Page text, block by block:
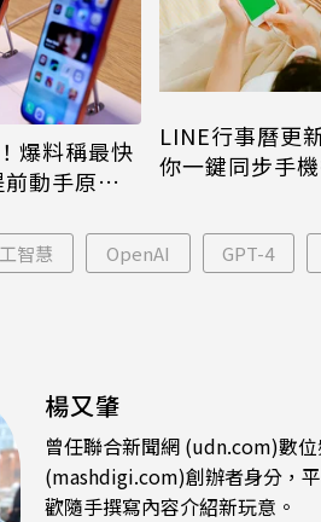
爆料稱最快
動手原因
LINE行事曆更
你一鍵同步手
智慧 OpenAI GPT-4
楊又肇
曾任聯合新聞網 (udn.com)數
(mashdigi.com)創辦者身分，
歡隨手撰寫內容介紹新玩意。